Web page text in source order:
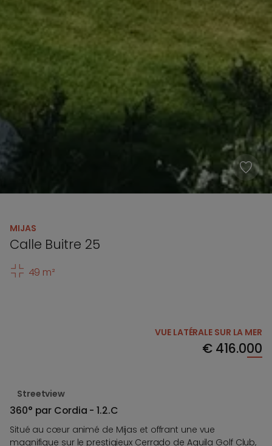
MIJAS
Calle Buitre 25
49 m²
VUE LATÉRALE SUR LA MER
€416.000
Streetview
360° par Cordia - 1.2.C
Situé au cœur animé de Mijas et offrant une vue
magnifique sur le prestigieux Cerrado de Aguila Golf Club,